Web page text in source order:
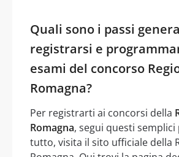
Quali sono i passi
registrarsi e
esami del concorso
Romagna?
Per registrarti ai concorsi della
Romagna, segui questi semplici
tutto, visita il sito ufficiale della